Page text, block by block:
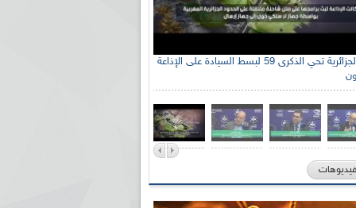
الإذاعة الجزائرية تحي الذكرى 59 لبسط السيادة على الإذاعة